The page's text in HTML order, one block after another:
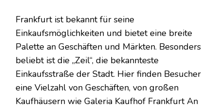
Frankfurt ist bekannt für seine
Einkaufsmöglichkeiten und bietet eine breite
Palette an Geschäften und Märkten. Besonders
beliebt ist die „Zeil“, die bekannteste
Einkaufsstraße der Stadt. Hier finden Besucher
eine Vielzahl von Geschäften, von großen
Kaufhäusern wie Galeria Kaufhof Frankfurt An